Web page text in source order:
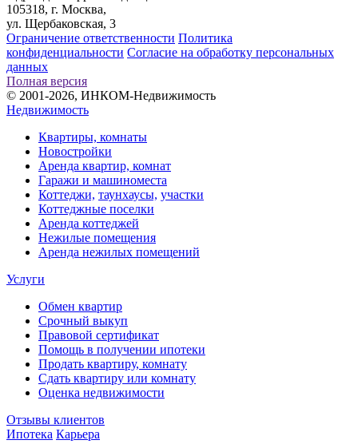
105318, г. Москва,
ул. Щербаковская, 3
Ограничение ответственности Политика
конфиденциальности Согласие на обработку персональных
данных
Полная версия
© 2001-2026, ИНКОМ-Недвижимость
Недвижимость
Квартиры, комнаты
Новостройки
Аренда квартир, комнат
Гаражи и машиноместа
Коттеджи, таунхаусы, участки
Коттеджные поселки
Аренда коттеджей
Нежилые помещения
Аренда нежилых помещений
Услуги
Обмен квартир
Срочный выкуп
Правовой сертификат
Помощь в получении ипотеки
Продать квартиру, комнату
Сдать квартиру или комнату
Оценка недвижимости
Отзывы клиентов
Ипотека Карьера